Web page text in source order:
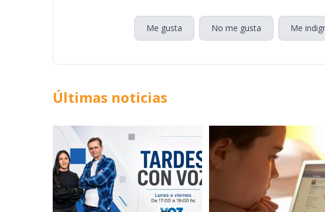
Me gusta No me gusta Me
Últimas noticias